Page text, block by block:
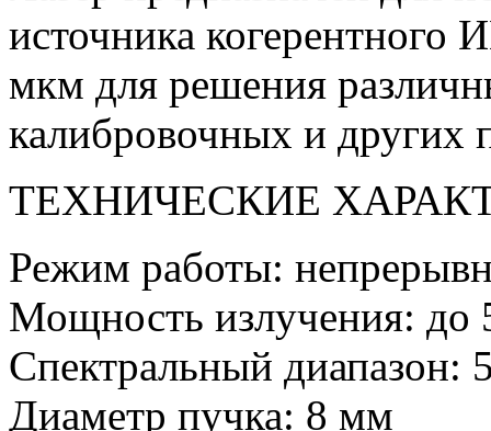
источника когерентного
мкм для решения
калибровочных и других
ТЕХНИЧЕСКИЕ
Режим работы:
Мощность излучения: до
Спектральный
Диаметр пучка: 8 мм